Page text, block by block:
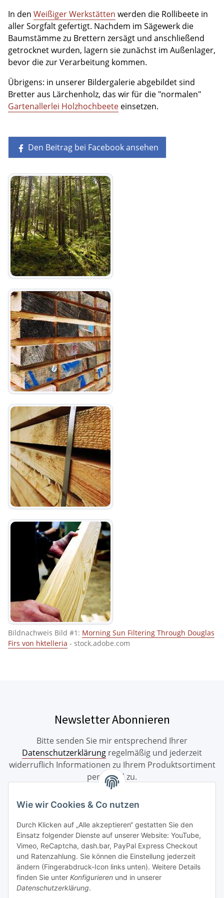
In den Weißiger Werkstätten werden die Rollibeete in
aller Sorgfalt gefertigt. Nachdem im Sägewerk die
Baumstämme zu Brettern zersägt und anschließend
getrocknet wurden, lagern sie zunächst im Außenlager,
bevor die zur Verarbeitung kommen.
Übrigens: in unserer Bildergalerie abgebildet sind
Bretter aus Lärchenholz, das wir für die "normalen"
Gartenallerlei Holzhochbeete einsetzen.
Den Beitrag bei Facebook ansehen
Bildnachweis Bild #1: Morning Sun Filtering Through Douglas
Firs von hktelleria - stock.adobe.com
Newsletter Abonnieren
Bitte senden Sie mir entsprechend Ihrer
Datenschutzerklärung regelmäßig und jederzeit
widerruflich Informationen zu Ihrem Produktsortiment
per E-Mail zu.
Informationen
Bestellung widerrufen
Gesetzliche Informationen
Wie wir Cookies & Co nutzen
Durch Klicken auf „Alle akzeptieren“ gestatten Sie den
Einsatz folgender Dienste auf unserer Website: YouTube,
Vimeo, ReCaptcha, dash.bar, PayPal Express Checkout
und Ratenzahlung. Sie können die Einstellung jederzeit
ändern (Fingerabdruck-Icon links unten). Weitere Details
finden Sie unter Konfigurieren und in unserer
Datenschutzerklärung.